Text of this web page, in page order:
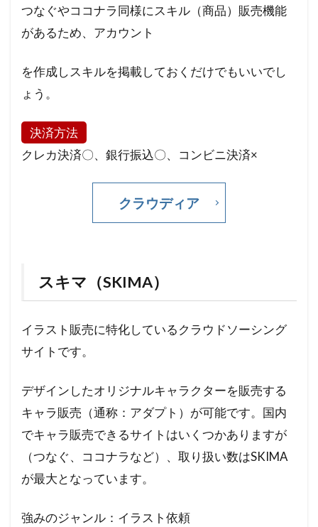
つなぐやココナラ同様にスキル（商品）販売機能
があるため、アカウント
を作成しスキルを掲載しておくだけでもいいでし
ょう。
決済方法
クレカ決済〇、銀行振込〇、コンビニ決済×
クラウディア
スキマ（SKIMA）
イラスト販売に特化しているクラウドソーシング
サイトです。
デザインしたオリジナルキャラクターを販売する
キャラ販売（通称：アダプト）が可能です。国内
でキャラ販売できるサイトはいくつかありますが
（つなぐ、ココナラなど）、取り扱い数はSKIMA
が最大となっています。
強みのジャンル：イラスト依頼